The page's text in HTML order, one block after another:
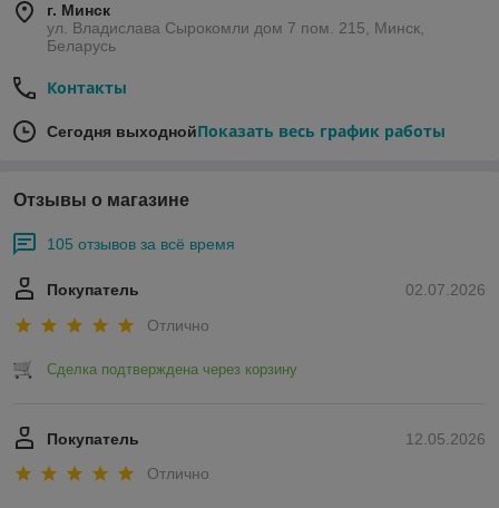
г. Минск
ул. Владислава Сырокомли дом 7 пом. 215, Минск,
Беларусь
Контакты
Сегодня выходнойПоказать весь график работы
Отзывы о магазине
105 отзывов за всё время
02.07.2026
Покупатель
Отлично
Сделка подтверждена через корзину
12.05.2026
Покупатель
Отлично